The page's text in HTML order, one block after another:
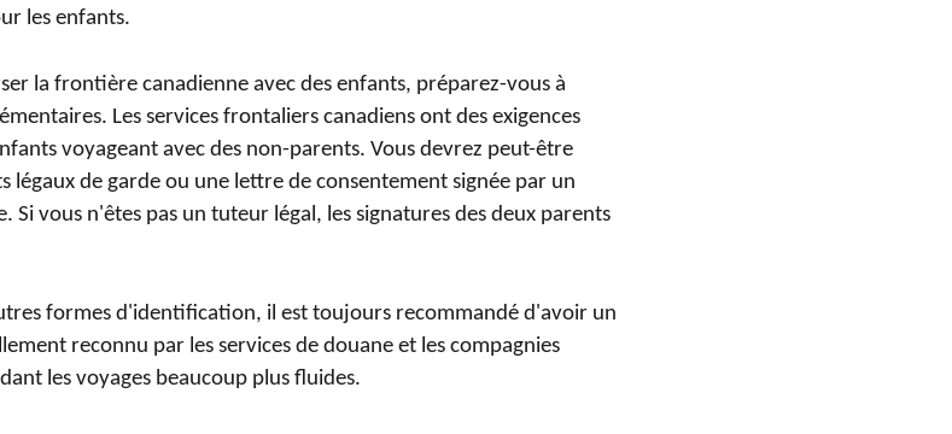
les enfants.
la frontière canadienne avec des enfants, préparez-vous à
Les services frontaliers canadiens ont des exigences
voyageant avec des non-parents. Vous devrez peut-être
légaux de garde ou une lettre de consentement signée par un
Si vous n'êtes pas un tuteur légal, les signatures des deux parents
formes d'identification, il est toujours recommandé d'avoir un
reconnu par les services de douane et les compagnies
les voyages beaucoup plus fluides.